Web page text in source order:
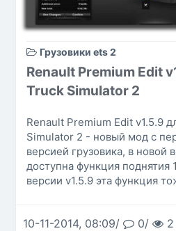
Грузовики ets 2
Renault Premium Edit
Truck Simulator 2
Renault Premium Edit v1.5.9
Simulator 2 - новый мод с
версией грузовика, в новой
доступна функция поднятия
версии v1.5.9 эта функция
10-11-2014, 08:09/ 0/ 2